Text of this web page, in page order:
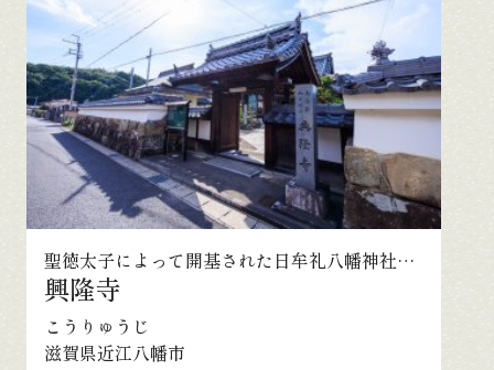
聖徳太子によって開基された日牟礼八幡神社上社の別当寺院
興隆寺
こうりゅうじ
滋賀県近江八幡市